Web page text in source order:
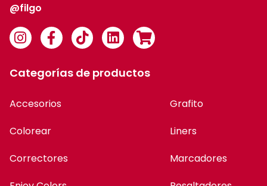
@filgo
Categorías de productos
Accesorios
Colorear
Correctores
Grafito
Liners
Marcadores